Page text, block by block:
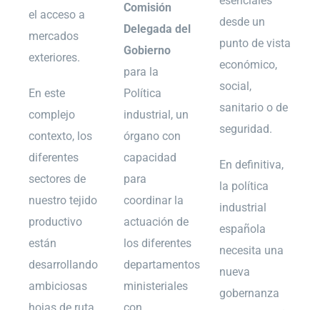
el acceso a
mercados
exteriores.
En este
complejo
contexto, los
diferentes
sectores de
nuestro tejido
productivo
están
desarrollando
ambiciosas
Comisión
Delegada del
Gobierno
para la
Política
industrial, un
órgano con
capacidad
para
coordinar la
actuación de
los diferentes
departamentos
ministeriales
desde un
punto de vista
económico,
social,
sanitario o de
seguridad.
En definitiva,
la política
industrial
española
necesita una
nueva
gobernanza